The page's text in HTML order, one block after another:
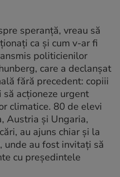
speranță, vreau să
ca și cum v-ar fi
politicienilor
care a declanșat
fără precedent: copiii
acționeze urgent
climatice. 80 de elevi
Austria și Ungaria,
au ajuns chiar și la
unde au fost invitați să
cu președintele